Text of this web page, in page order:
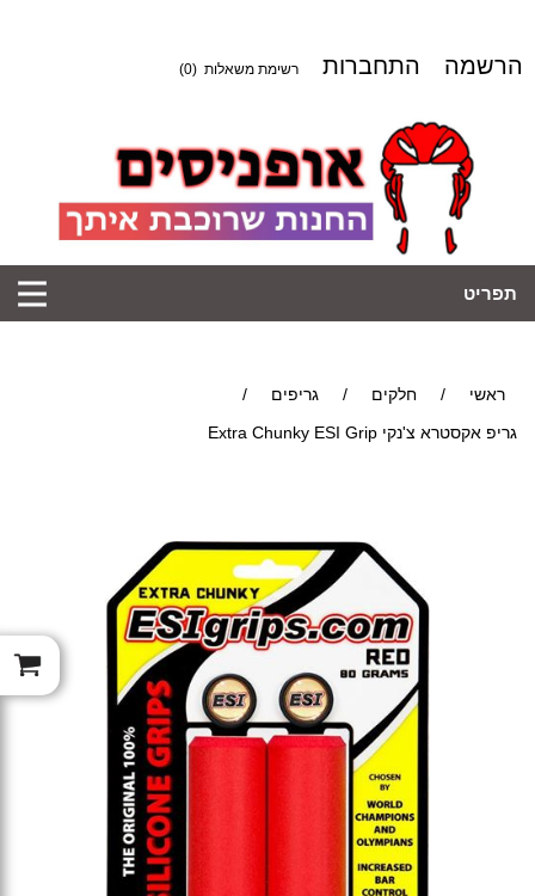
הרשמה התחברות רשימת משאלות (0)
תפריט
ראשי / חלקים / גריפים
/
גריפ אקסטרא צ'נקי Extra Chunky ESI Grip